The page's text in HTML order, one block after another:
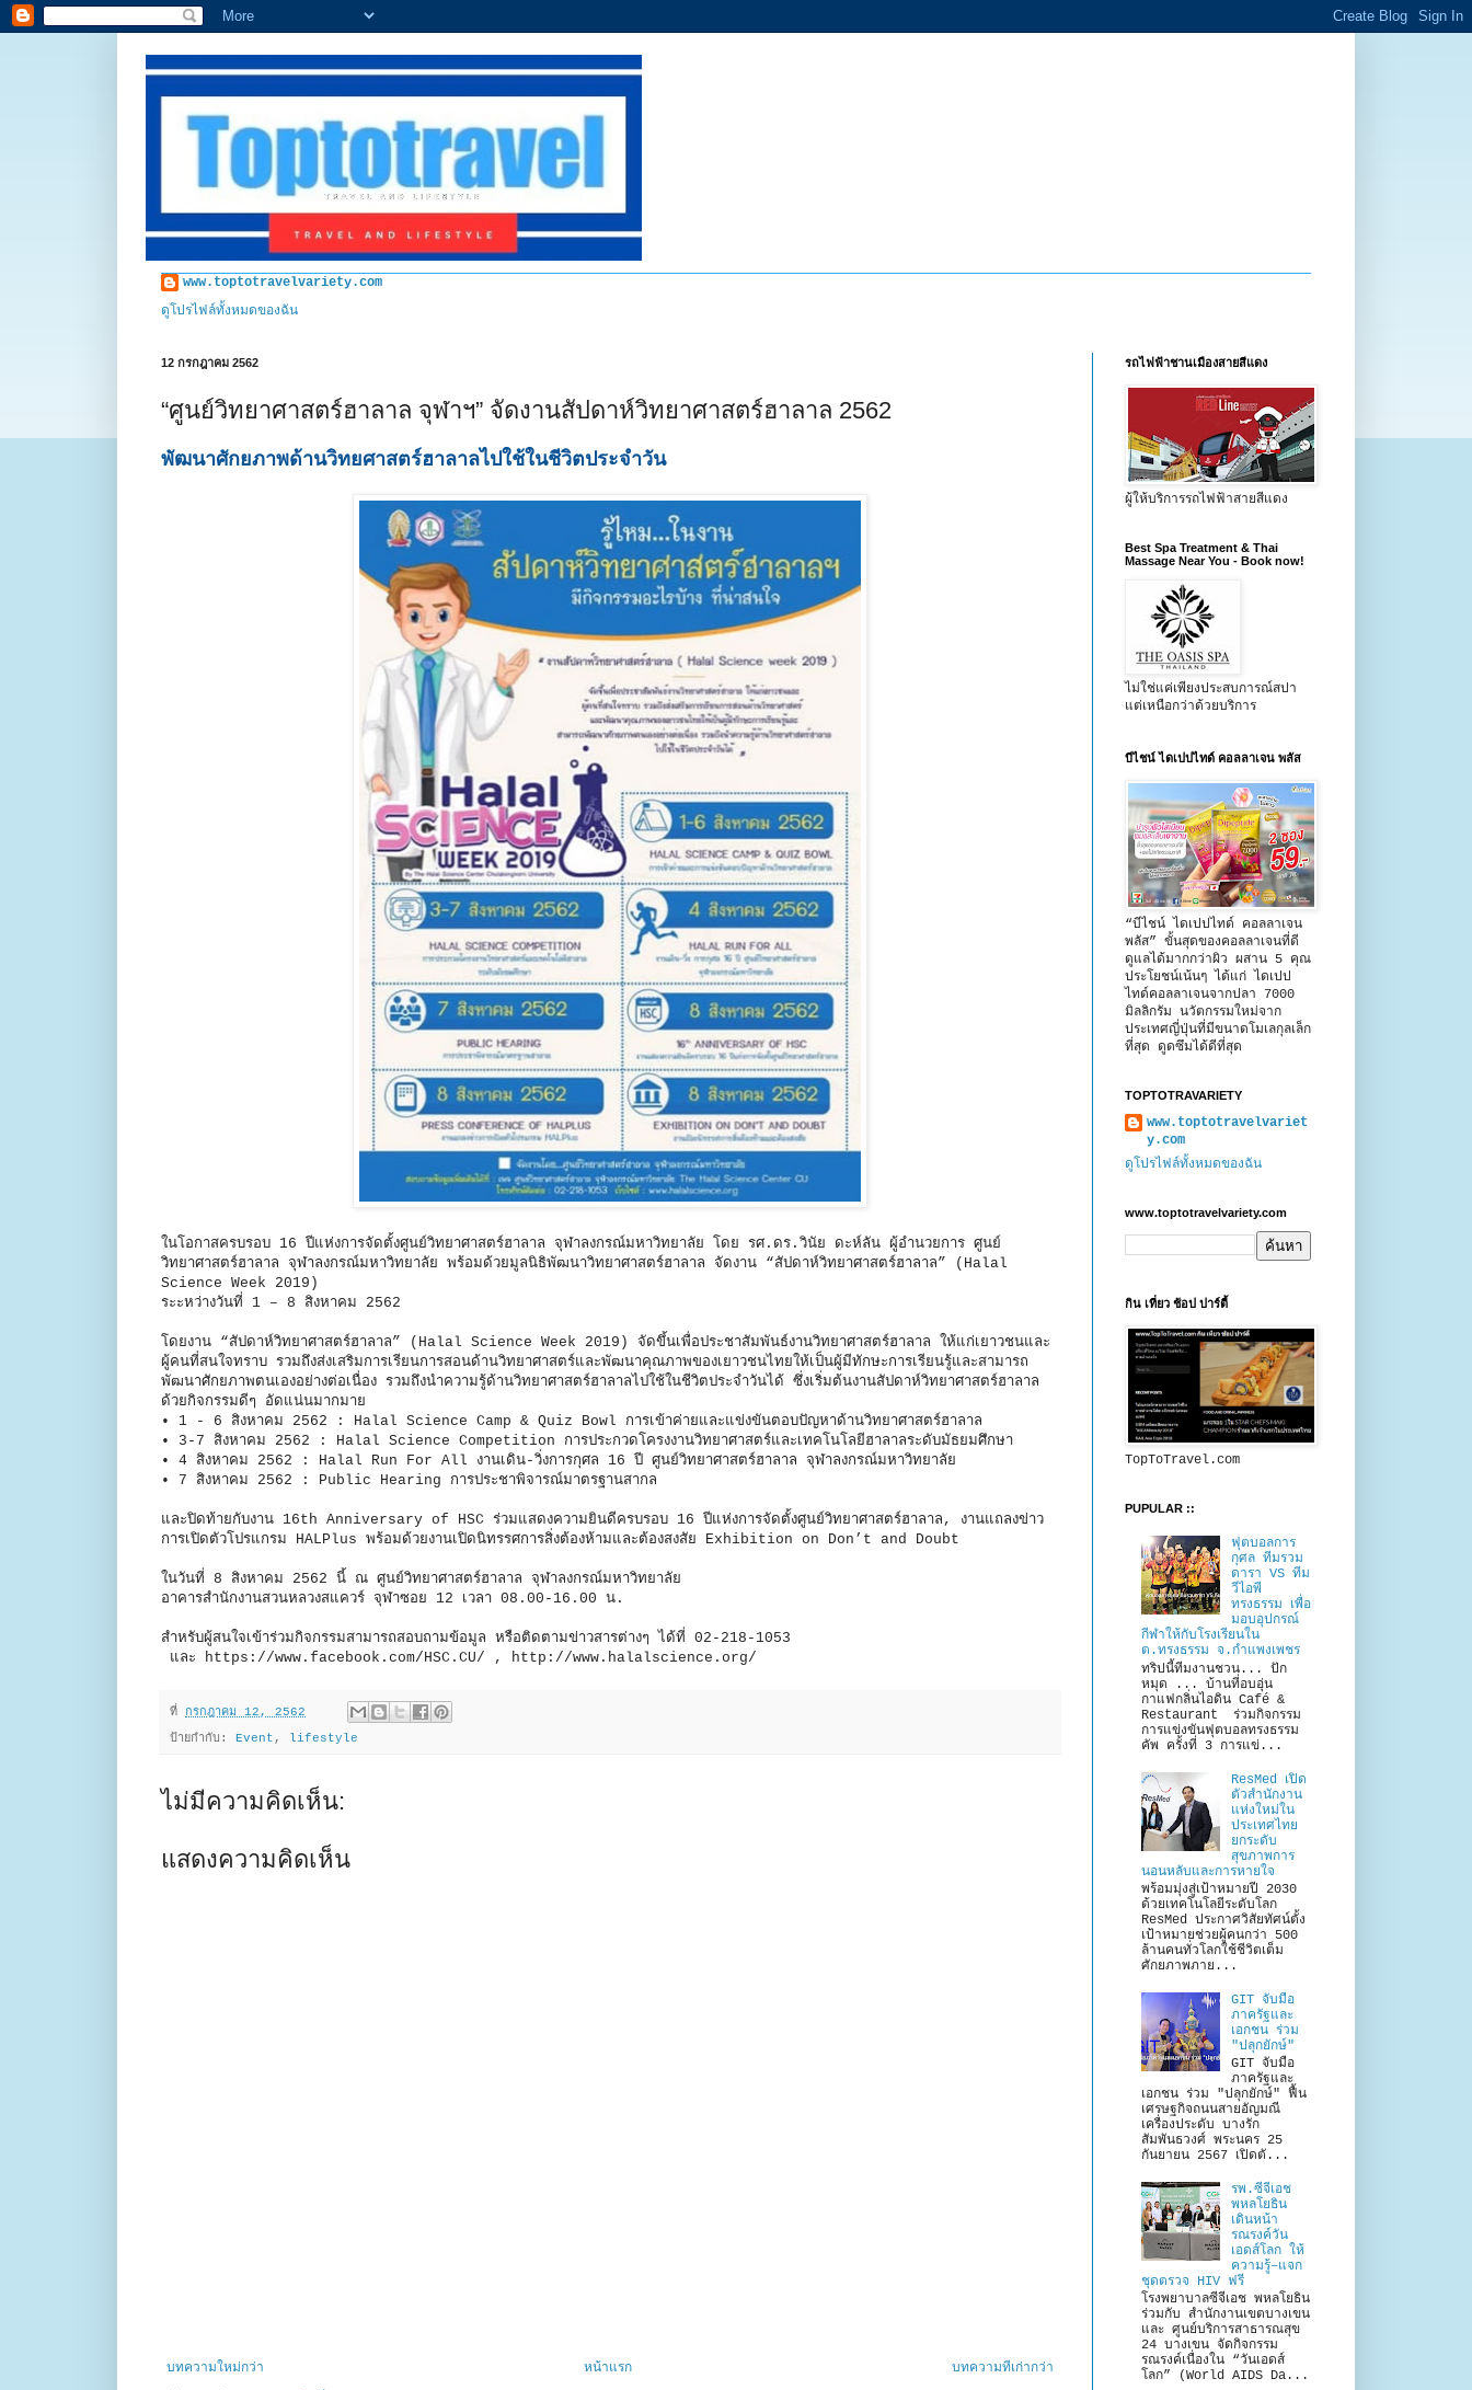
www.toptotravelvariety.com
ดูโปรไฟล์ทั้งหมดของฉัน
12 กรกฎาคม 2562
“ศูนย์วิทยาศาสตร์ฮาลาล จุฬาฯ” จัดงานสัปดาห์วิทยาศาสตร์ฮาลาล 2562
พัฒนาศักยภาพด้านวิทยศาสตร์ฮาลาลไปใช้ในชีวิตประจำวัน
ในโอกาสครบรอบ 16 ปีแห่งการจัดตั้งศูนย์วิทยาศาสตร์ฮาลาล จุฬาลงกรณ์มหาวิทยาลัย โดย รศ.ดร.วินัย ดะห์ลัน ผู้อำนวยการ ศูนย์
วิทยาศาสตร์ฮาลาล จุฬาลงกรณ์มหาวิทยาลัย พร้อมด้วยมูลนิธิพัฒนาวิทยาศาสตร์ฮาลาล จัดงาน “สัปดาห์วิทยาศาสตร์ฮาลาล” (Halal
Science Week 2019)
ระะหว่างวันที่ 1 – 8 สิงหาคม 2562
​โดยงาน “สัปดาห์วิทยาศาสตร์ฮาลาล” (Halal Science Week 2019) จัดขึ้นเพื่อประชาสัมพันธ์งานวิทยาศาสตร์ฮาลาล ให้แก่เยาวชนและ
ผู้คนที่สนใจทราบ รวมถึงส่งเสริมการเรียนการสอนด้านวิทยาศาสตร์และพัฒนาคุณภาพของเยาวชนไทยให้เป็นผู้มีทักษะการเรียนรู้และสามารถ
พัฒนาศักยภาพตนเองอย่างต่อเนื่อง รวมถึงนำความรู้ด้านวิทยาศาสตร์ฮาลาลไปใช้ในชีวิตประจำวันได้ ซึ่งเริ่มต้นงานสัปดาห์วิทยาศาสตร์ฮาลาล
ด้วยกิจกรรมดีๆ อัดแน่นมากมาย
• 1 - 6 สิงหาคม 2562 : Halal Science Camp & Quiz Bowl การเข้าค่ายและแข่งขันตอบปัญหาด้านวิทยาศาสตร์ฮาลาล
• 3-7 สิงหาคม 2562 : Halal Science Competition การประกวดโครงงานวิทยาศาสตร์และเทคโนโลยีฮาลาลระดับมัธยมศึกษา
• 4 สิงหาคม 2562 : Halal Run For All งานเดิน-วิ่งการกุศล 16 ปี ศูนย์วิทยาศาสตร์ฮาลาล จุฬาลงกรณ์มหาวิทยาลัย
• 7 สิงหาคม 2562 : Public Hearing การประชาพิจารณ์มาตรฐานสากล
และปิดท้ายกับงาน 16th Anniversary of HSC ร่วมแสดงความยินดีครบรอบ 16 ปีแห่งการจัดตั้งศูนย์วิทยาศาสตร์ฮาลาล, งานแถลงข่าว
การเปิดตัวโปรแกรม HALPlus พร้อมด้วยงานเปิดนิทรรศการสิ่งต้องห้ามและต้องสงสัย Exhibition on Don’t and Doubt
ในวันที่ 8 สิงหาคม 2562 นี้ ณ ศูนย์วิทยาศาสตร์ฮาลาล จุฬาลงกรณ์มหาวิทยาลัย
อาคารสำนักงานสวนหลวงสแควร์ จุฬาซอย 12 เวลา 08.00-16.00 น.
สำหรับผู้สนใจเข้าร่วมกิจกรรมสามารถสอบถามข้อมูล หรือติดตามข่าวสารต่างๆ ได้ที่ 02-218-1053
และ https://www.facebook.com/HSC.CU/ , http://www.halalscience.org/
ที่ กรกฎาคม 12, 2562
ป้ายกำกับ: Event , lifestyle
ไม่มีความคิดเห็น:
แสดงความคิดเห็น
บทความใหม่กว่า บทความที่เก่ากว่า
หน้าแรก
รถไฟฟ้าชานเมืองสายสีแดง
ผู้ให้บริการรถไฟฟ้าสายสีแดง
Best Spa Treatment & Thai
Massage Near You - Book now!
ไม่ใช่แค่เพียงประสบการณ์สปา
แต่เหนือกว่าด้วยบริการ
บีไชน์ ไดเปปไทด์ คอลลาเจน พลัส
“บีไชน์ ไดเปปไทด์ คอลลาเจน
พลัส” ขั้นสุดของคอลลาเจนที่ดี
ดูแลได้มากกว่าผิว ผสาน 5 คุณ
ประโยชน์เน้นๆ ได้แก่ ไดเปป
ไทด์คอลลาเจนจากปลา 7000
มิลลิกรัม นวัตกรรมใหม่จาก
ประเทศญี่ปุ่นที่มีขนาดโมเลกุลเล็ก
ที่สุด ดูดซึมได้ดีที่สุด
TOPTOTRAVARIETY
www.toptotravelvariet
y.com
ดูโปรไฟล์ทั้งหมดของฉัน
www.toptotravelvariety.com
กิน เที่ยว ช้อป ปาร์ตี้
TopToTravel.com
PUPULAR ::
ฟุตบอลการ
กุศล ทีมรวม
ดารา VS ทีม
วีไอพี
ทรงธรรม เพื่อ
มอบอุปกรณ์
กีฬาให้กับโรงเรียนใน
ต.ทรงธรรม จ.กำแพงเพชร
ทริปนี้ทีมงานชวน... ปัก
หมุด ... บ้านที่อบอุ่น
กาแฟกลิ่นไอดิน Café &
Restaurant ร่วมกิจกรรม
การแข่งขันฟุตบอลทรงธรรม
คัพ ครั้งที่ 3 การแข่...
ResMed เปิด
ตัวสำนักงาน
แห่งใหม่ใน
ประเทศไทย
ยกระดับ
สุขภาพการ
นอนหลับและการหายใจ
พร้อมมุ่งสู่เป้าหมายปี 2030
ด้วยเทคโนโลยีระดับโลก
ResMed ประกาศวิสัยทัศน์ตั้ง
เป้าหมายช่วยผู้คนกว่า 500
ล้านคนทั่วโลกใช้ชีวิตเต็ม
ศักยภาพภาย...
GIT จับมือ
ภาครัฐและ
เอกชน ร่วม
"ปลุกยักษ์"
GIT จับมือ
ภาครัฐและ
เอกชน ร่วม "ปลุกยักษ์" ฟื้น
เศรษฐกิจถนนสายอัญมณี
เครื่องประดับ บางรัก
สัมพันธวงศ์ พระนคร 25
กันยายน 2567 เปิดตั...
รพ.ซีจีเอช
พหลโยธิน
เดินหน้า
รณรงค์วัน
เอดส์โลก ให้
ความรู้–แจก
ชุดตรวจ HIV ฟรี
โรงพยาบาลซีจีเอช พหลโยธิน
ร่วมกับ สำนักงานเขตบางเขน
และ ศูนย์บริการสาธารณสุข
24 บางเขน จัดกิจกรรม
รณรงค์เนื่องใน “วันเอดส์
โลก” (World AIDS Da...